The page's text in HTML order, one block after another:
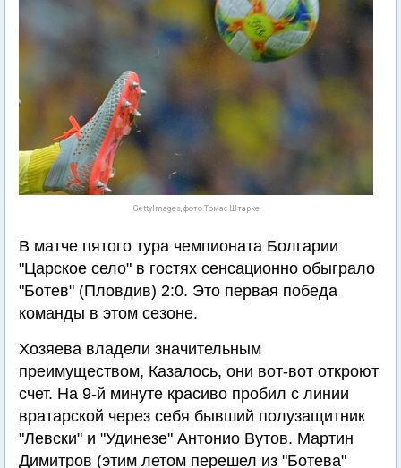
GettyImages, фото Томас Штарке
В матче пятого тура чемпионата Болгарии
"Царское село" в гостях сенсационно обыграло
"Ботев" (Пловдив) 2:0. Это первая победа
команды в этом сезоне.
Хозяева владели значительным
преимуществом, Казалось, они вот-вот откроют
счет. На 9-й минуте красиво пробил с линии
вратарской через себя бывший полузащитник
"Левски" и "Удинезе" Антонио Вутов. Мартин
Димитров (этим летом перешел из "Ботева"